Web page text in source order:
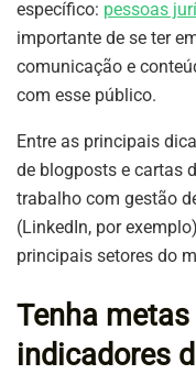
específico: pessoas
importante de se ter
comunicação e
com esse público.
Entre as principais
de blogposts e cartas
trabalho com gestão
(LinkedIn, por
principais setores do
Tenha
indicadores